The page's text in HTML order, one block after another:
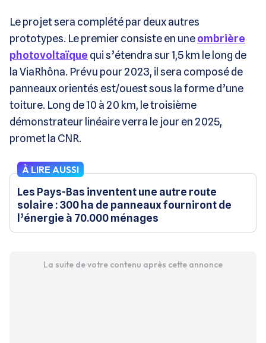
Le projet sera complété par deux autres
prototypes. Le premier consiste en uneombrière
photovoltaïque qui s’étendra sur 1,5 km le long de
la ViaRhôna. Prévu pour 2023, il sera composé de
panneaux orientés est/ouest sous la forme d’une
toiture. Long de 10 à 20 km, le troisième
démonstrateur linéaire verra le jour en 2025,
promet la CNR.
À LIRE AUSSI
Les Pays-Bas inventent une autre route
solaire : 300 ha de panneaux fourniront de
l’énergie à 70.000 ménages
La suite de votre contenu après cette annonce